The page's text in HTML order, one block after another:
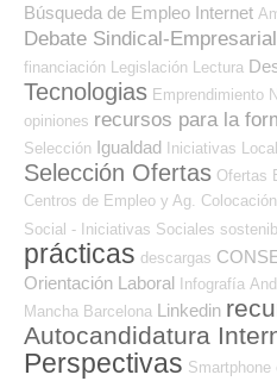
Búsqueda de Empleo Internet
Debate Sindical-Empresarial
financiación Legislación Lectura
Tecnologias Emprendimiento
opiniones recursos para la
Selección Igualdad Iniciativas
Selección Ofertas Ofertas
Centros de Empleo y Ag. Colocación
Social - Iniciativas Sociales
prácticas descargas
Orientación Laboral Infografía
Mancha Barcelona Linkedin
Autocandidatura
Perspectivas Smartphone